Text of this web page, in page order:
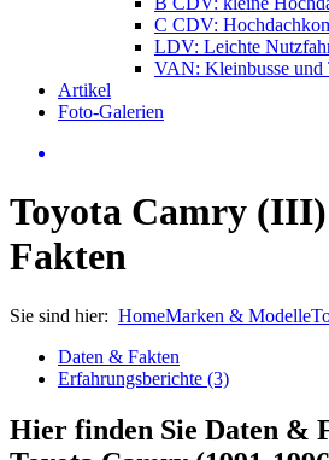
C CDV:
LDV: Leichte
VAN: Kleinbusse und
Artikel
Foto-Galerien
Toyota Camry
Fakten
Sie sind hier: HomeMarken & Modelle
Daten & Fakten
Erfahrungsberichte (3)
Hier finden Sie Daten &